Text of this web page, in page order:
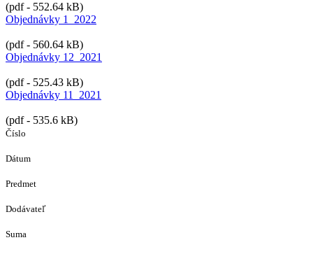
(pdf - 552.64 kB)
Objednávky 1_2022
(pdf - 560.64 kB)
Objednávky 12_2021
(pdf - 525.43 kB)
Objednávky 11_2021
(pdf - 535.6 kB)
Číslo
Dátum
Predmet
Dodávateľ
Suma